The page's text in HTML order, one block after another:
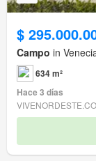
$
Campo in
634 m²
Hace 3 días